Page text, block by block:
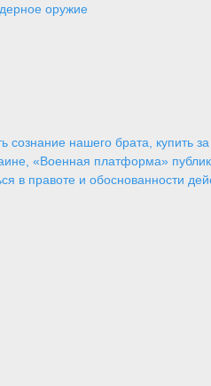
оружие
нашего брата, купить
«Военная платформа»
в правоте и обоснованности